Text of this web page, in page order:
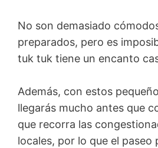
No son demasiado
preparados, pero es
tuk tuk tiene un encanto
Además, con estos
llegarás mucho antes que
que recorra las
locales, por lo que el paseo